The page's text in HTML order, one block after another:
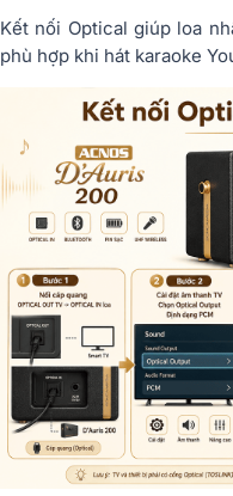
Kết nối Optical giúp loa
phù hợp khi hát karaoke